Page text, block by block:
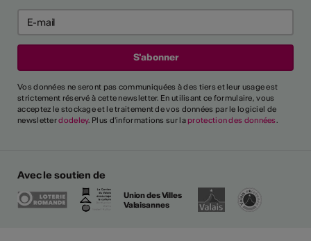
Vos données ne seront pas communiquées à des tiers et leur usage est
strictement réservé à cette newsletter. En utilisant ce formulaire, vous
acceptez le stockage et le traitement de vos données par le logiciel de
newsletterdodeley. Plus d'informations sur la protection des données.
Avec le soutien de
Union des Villes
Valaisannes